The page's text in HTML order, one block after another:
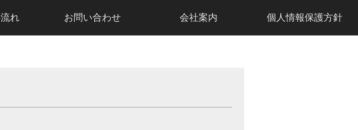
れ お問い合わせ 会社案内 個人情報保護方針